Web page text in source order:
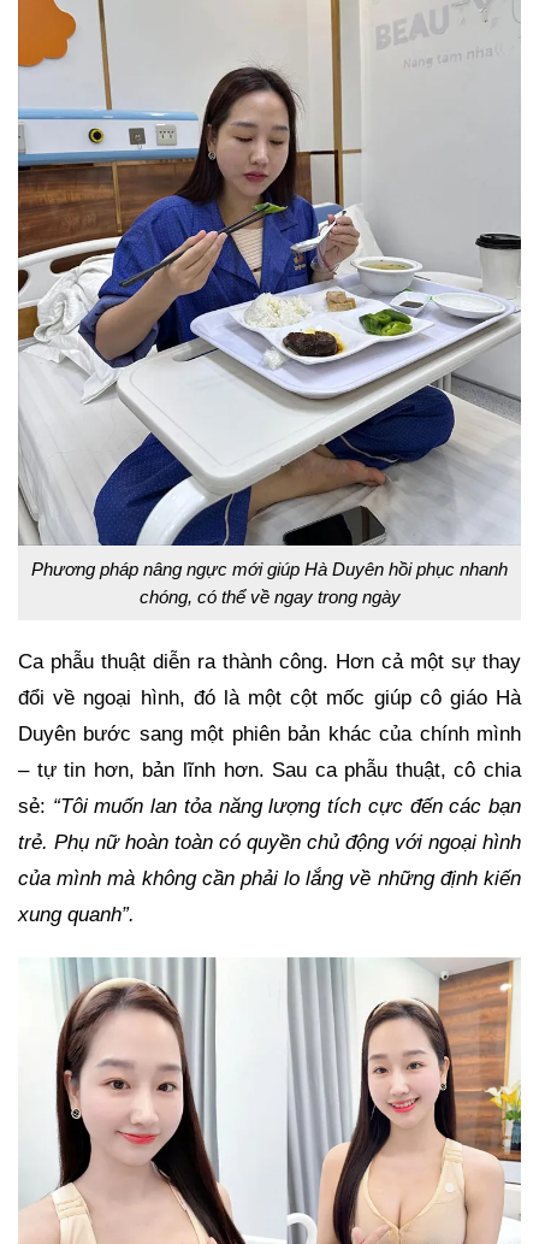
Phương pháp nâng ngực mới giúp Hà Duyên hồi phục nhanh
chóng, có thể về ngay trong ngày
Ca phẫu thuật diễn ra thành công. Hơn cả một sự thay
đổi về ngoại hình, đó là một cột mốc giúp cô giáo Hà
Duyên bước sang một phiên bản khác của chính mình
– tự tin hơn, bản lĩnh hơn. Sau ca phẫu thuật, cô chia
sẻ: “Tôi muốn lan tỏa năng lượng tích cực đến các bạn
trẻ. Phụ nữ hoàn toàn có quyền chủ động với ngoại hình
của mình mà không cần phải lo lắng về những định kiến
xung quanh”.